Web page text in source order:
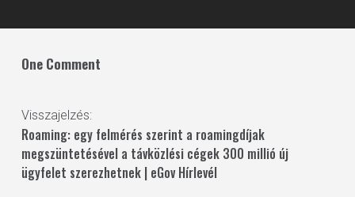
One Comment
Visszajelzés:
Roaming: egy felmérés szerint a roamingdíjak
megszüntetésével a távközlési cégek 300 millió új
ügyfelet szerezhetnek | eGov Hírlevél